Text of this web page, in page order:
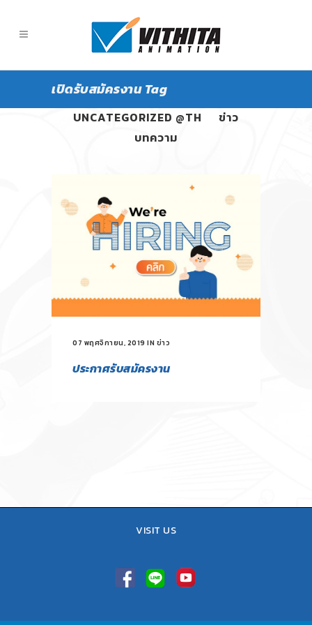
เปิดรับสมัครงาน Tag
ALL
PANGPOND
UNCATEGORIZED @TH
ข่าว
บทความ
07 พฤศจิกายน, 2019 IN ข่าว
ประกาศรับสมัครงาน
VISIT US